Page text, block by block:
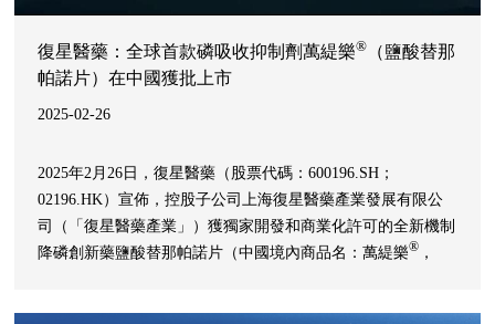
復星醫藥：全球首款磷吸收抑制劑萬緹樂® （鹽酸替那
帕諾片）在中國獲批上市
2025-02-26
2025年2月26日，復星醫藥（股票代碼：600196.SH；
02196.HK）宣佈，控股子公司上海復星醫藥產業發展有限公
司（「復星醫藥產業」）獲獨家開發和商業化許可的全新機制
降磷創新藥鹽酸替那帕諾片（中國境內商品名：萬緹樂® ，